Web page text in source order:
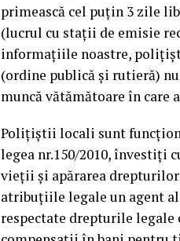
primească cel puțin 3 zile
(lucrul cu stații de emisie
informațiile noastre,
(ordine publică și rutieră)
muncă vătămătoare în care
Polițiștii locali sunt
legea nr.150/2010,
vieții și apărarea drepturilor
atribuțiile legale un agent
respectate drepturile